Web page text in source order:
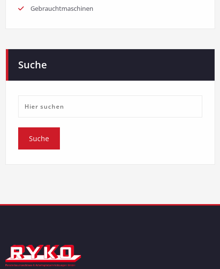
Gebrauchtmaschinen
Suche